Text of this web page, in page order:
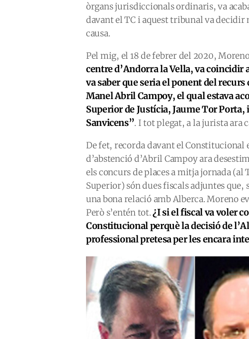
òrgans jurisdiccionals ordinaris, va
davant el TC i aquest tribunal va
causa.
Pel mig, el 18 de febrer del 2020,
centre d’Andorra la Vella, va
va saber que seria el ponent del
Manel Abril Campoy, el qual estava
Superior de Justícia, Jaume Tor
Sanvicens”. I tot plegat, a la jurista ara
De fet, recorda davant el Constitucional
d’abstenció d’Abril Campoy ara
els concurs de places a mitja jornada
Superior) són dues fiscals adjuntes
una bona relació amb Alberca. Moreno
Però s’entén tot.¿I si el fiscal va voler
Constitucional perquè la decisió de
professional pretesa per les encara